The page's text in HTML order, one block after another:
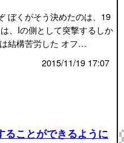
ぼくがそう決めたのは、19
、Iの側として突撃するしか
結構苦労した オフ…
2015/11/19 17:07
ることができるように